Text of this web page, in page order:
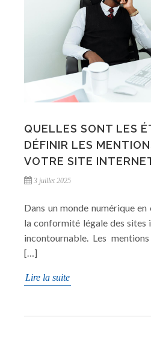
QUELLES SONT LES
DÉFINIR LES
VOTRE SITE
3 juillet 2025
Dans un monde numérique
la conformité légale des sites
incontournable. Les
[…]
Lire la suite